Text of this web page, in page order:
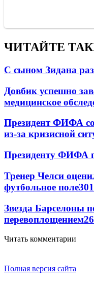
ЧИТАЙТЕ
С сыном Зидана
Довбик успешно
медицинское
Президент ФИФА
из-за кризисной
Президенту ФИФА
Тренер Челси
футбольное поле301
Звезда Барселоны
перевоплощением
Читать комментарии
Полная версия сайта